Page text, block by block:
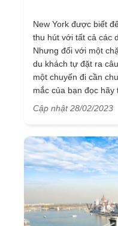
New York được biết
thu hút với tất cả các
Nhưng đối với một
du khách tự đặt ra
một chuyến đi cần
mắc của bạn đọc
của chúng tôi nhé.
Cập nhật 28/02/2023